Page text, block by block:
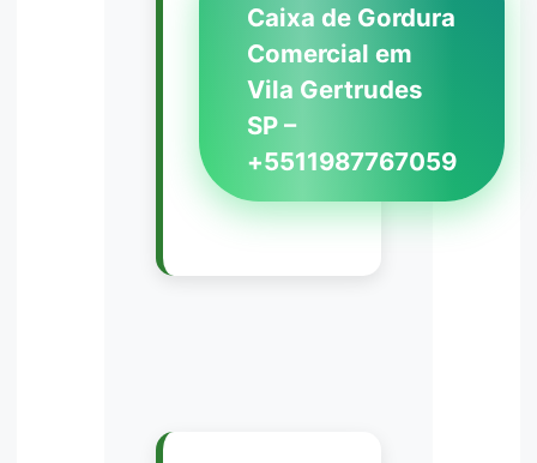
Caixa de Gordura
Comercial em
Vila Gertrudes
SP –
+5511987767059